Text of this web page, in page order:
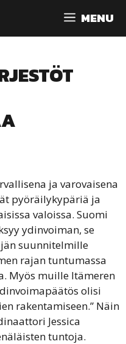
MENU
ja varovaisena
pyöräilykypäriä ja
valoissa. Suomi
ydinvoiman, se
suunnitelmille
rajan tuntumassa
Myös muille Itämeren
olisi
rakentamiseen.” Näin
Jessica
tuntoja.